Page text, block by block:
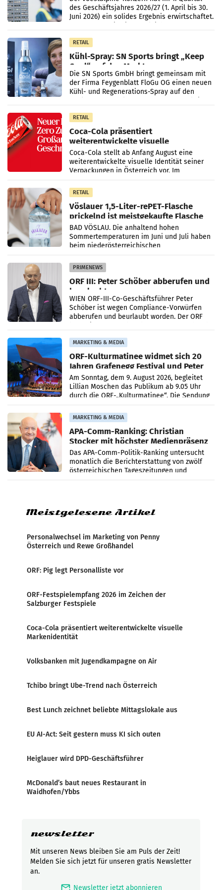
des Geschäftsjahres 2026/27 (1. April bis 30.
Juni 2026) ein solides Ergebnis erwirtschaftet.
RETAIL
Kühl-Spray: SN Sports bringt „Keep
Cool“ auf den Markt
Die SN Sports GmbH bringt gemeinsam mit
der Firma Feygenblatt FloGu OG einen neuen
Kühl- und Regenerations-Spray auf den
RETAIL
Coca-Cola präsentiert
weiterentwickelte visuelle
Markenidentität
Coca-Cola stellt ab Anfang August eine
weiterentwickelte visuelle Identität seiner
Verpackungen in Österreich vor. Im
Mittelpunkt des Redesigns stehen zentrale
Gestaltungselemente
RETAIL
Vöslauer 1,5-Liter-rePET-Flasche
prickelnd ist meistgekaufte Flasche
Österreichs
BAD VÖSLAU. Die anhaltend hohen
Sommertemperaturen im Juni und Juli haben
beim niederösterreichischen
Getränkehersteller Vöslauer zu deutlichen
Absatzzuwächsen geführt. Während
PRIMENEWS
ORF III: Peter Schöber abberufen und
beurlaubt
WIEN ORF-III-Co-Geschäftsführer Peter
Schöber ist wegen Compliance-Vorwürfen
abberufen und beurlaubt worden. Der ORF
MARKETING & MEDIA
ORF-Kulturmatinee widmet sich 20
Jahren Grafenegg Festival und Peter
Simonischek
Am Sonntag, dem 9. August 2026, begleitet
Lillian Moschen das Publikum ab 9.05 Uhr
durch die ORF-„Kulturmatinee“. Die Sendung
startet mit der Dokumentation „20 Jahre
Grafenegg
MARKETING & MEDIA
APA-Comm-Ranking: Christian
Stocker mit höchster Medienpräsenz
im Juli
Das APA-Comm-Politik-Ranking untersucht
monatlich die Berichterstattung von zwölf
österreichischen Tageszeitungen und
analysiert, welche Politikerinnen und
Meistgelesene Artikel
Personalwechsel im Marketing von Penny
Österreich und Rewe Großhandel
ORF: Pig legt Personalliste vor
ORF-Festspielempfang 2026 im Zeichen der
Salzburger Festspiele
Coca-Cola präsentiert weiterentwickelte visuelle
Markenidentität
Volksbanken mit Jugendkampagne on Air
Tchibo bringt Ube-Trend nach Österreich
Best Lunch zeichnet beliebte Mittagslokale aus
EU AI-Act: Seit gestern muss KI sich outen
Heiglauer wird DPD-Geschäftsführer
McDonald’s baut neues Restaurant in
Waidhofen/Ybbs
newsletter
Mit unseren News bleiben Sie am Puls der Zeit!
Melden Sie sich jetzt für unseren gratis Newsletter
an.
mark_email_read Newsletter jetzt abonnieren